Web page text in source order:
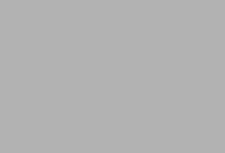
περιήγησής σας ώστε να